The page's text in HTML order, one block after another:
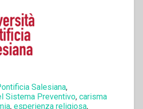
Salesiana,
Sistema Preventivo, carisma
, esperienza religiosa,